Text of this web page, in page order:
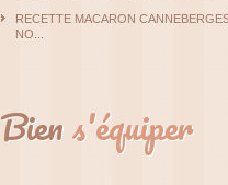
RECETTE MACARON
NO...
Biens'équiper